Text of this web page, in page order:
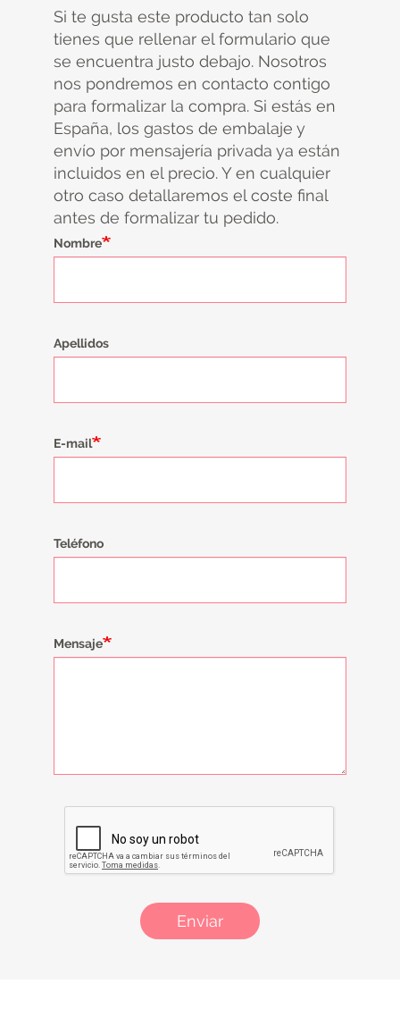
Si te gusta este producto tan solo
tienes que rellenar el formulario que
se encuentra justo debajo. Nosotros
nos pondremos en contacto contigo
para formalizar la compra. Si estás en
España, los gastos de embalaje y
envío por mensajería privada ya están
incluidos en el precio. Y en cualquier
otro caso detallaremos el coste final
antes de formalizar tu pedido.
Nombre
Apellidos
E-mail
Teléfono
Mensaje
Enviar